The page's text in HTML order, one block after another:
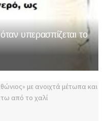
υπερασπίζεται το